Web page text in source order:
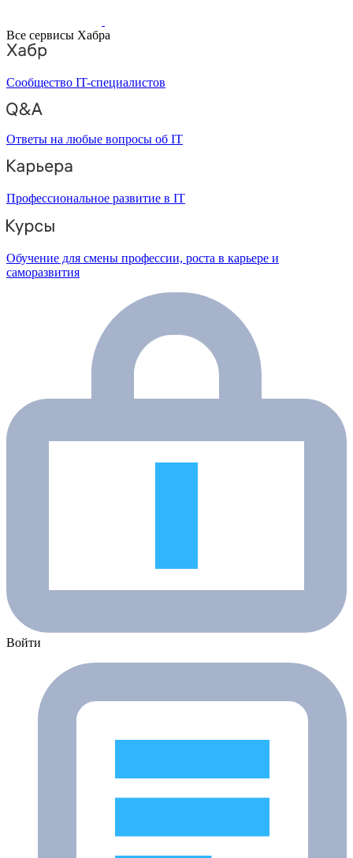
Все сервисы Хабра
Сообщество IT-специалистов
Ответы на любые вопросы об IT
Профессиональное развитие в IT
Обучение для смены профессии, роста в карьере и
саморазвития
Войти